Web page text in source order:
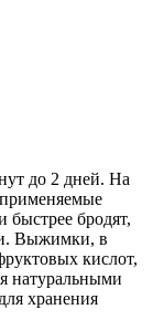
до 2 дней. На
бродят,
Выжимки, в
кислот,
натуральными
хранения